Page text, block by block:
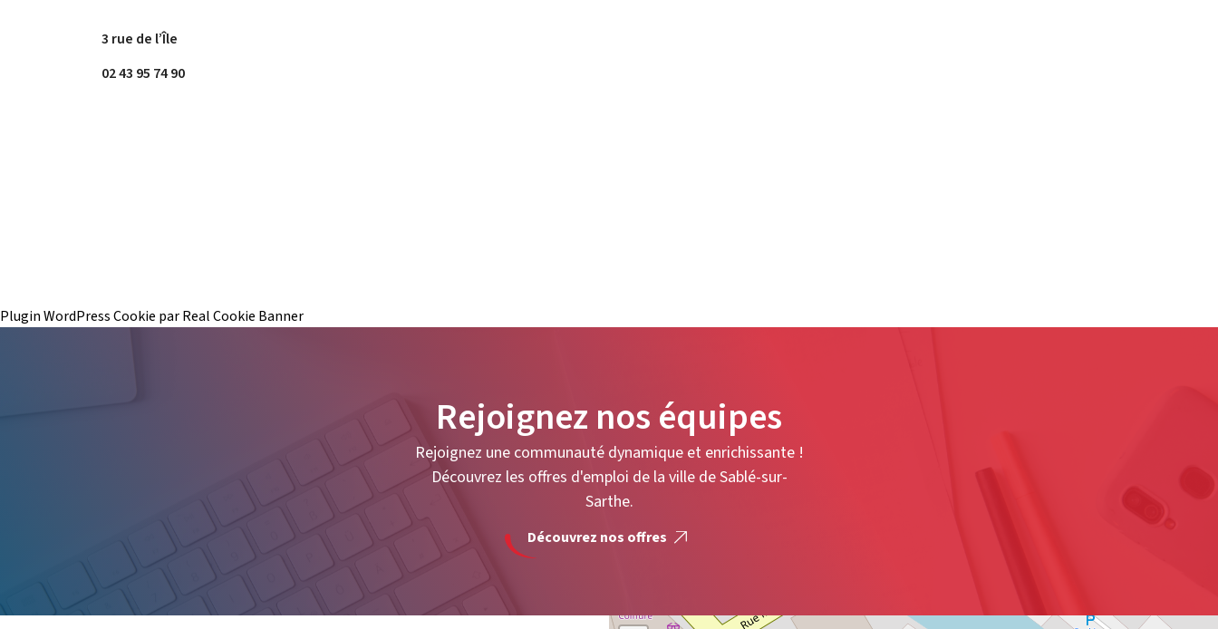
3 rue de l’Île
02 43 95 74 90
Plugin WordPress Cookie par Real Cookie Banner
Rejoignez nos équipes
Rejoignez une communauté dynamique et enrichissante !
Découvrez les offres d'emploi de la ville de Sablé-sur-
Sarthe.
Découvrez nos offres